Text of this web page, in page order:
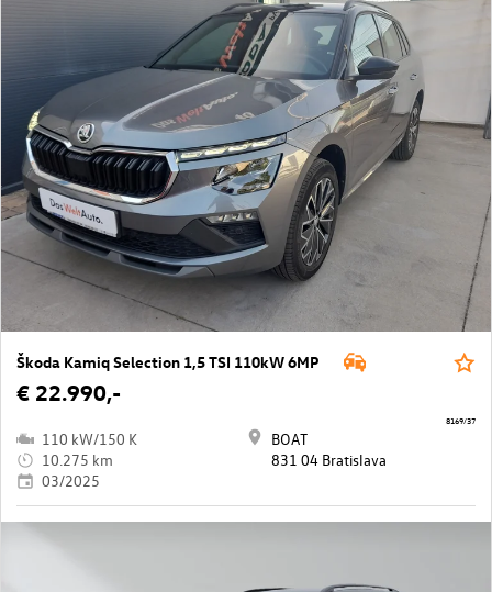
Škoda Kamiq Selection 1,5 TSI 110kW 6MP
€ 22.990,-
110 kW/150 K
10.275 km
03/2025
BOAT
831 04 Bratislava
8169/37